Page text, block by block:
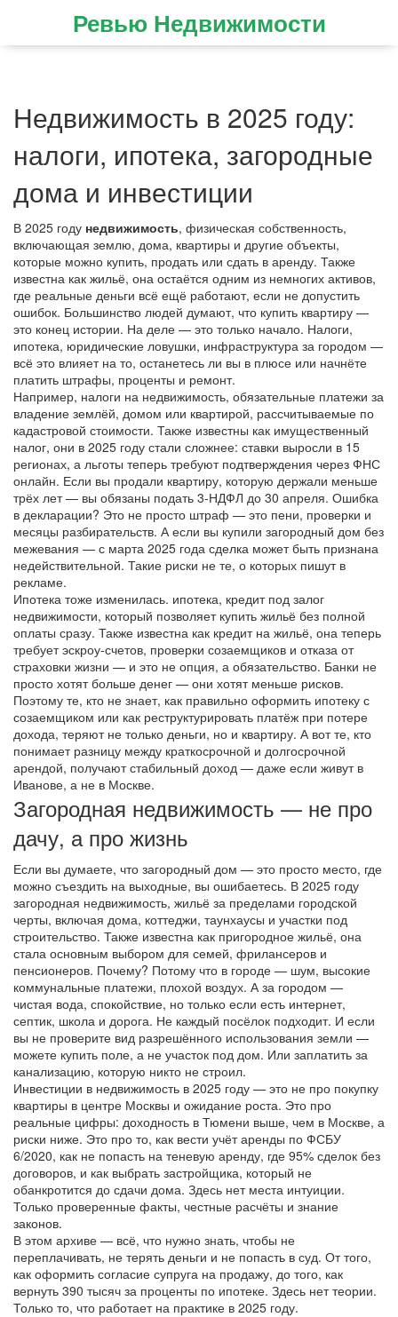
Ревью Недвижимости
Недвижимость в 2025 году:
налоги, ипотека, загородные
дома и инвестиции
В 2025 году недвижимость, физическая собственность,
включающая землю, дома, квартиры и другие объекты,
которые можно купить, продать или сдать в аренду. Также
известна как жильё, она остаётся одним из немногих активов,
где реальные деньги всё ещё работают, если не допустить
ошибок. Большинство людей думают, что купить квартиру —
это конец истории. На деле — это только начало. Налоги,
ипотека, юридические ловушки, инфраструктура за городом —
всё это влияет на то, останетесь ли вы в плюсе или начнёте
платить штрафы, проценты и ремонт.
Например, налоги на недвижимость, обязательные платежи за
владение землёй, домом или квартирой, рассчитываемые по
кадастровой стоимости. Также известны как имущественный
налог, они в 2025 году стали сложнее: ставки выросли в 15
регионах, а льготы теперь требуют подтверждения через ФНС
онлайн. Если вы продали квартиру, которую держали меньше
трёх лет — вы обязаны подать 3-НДФЛ до 30 апреля. Ошибка
в декларации? Это не просто штраф — это пени, проверки и
месяцы разбирательств. А если вы купили загородный дом без
межевания — с марта 2025 года сделка может быть признана
недействительной. Такие риски не те, о которых пишут в
рекламе.
Ипотека тоже изменилась. ипотека, кредит под залог
недвижимости, который позволяет купить жильё без полной
оплаты сразу. Также известна как кредит на жильё, она теперь
требует эскроу-счетов, проверки созаемщиков и отказа от
страховки жизни — и это не опция, а обязательство. Банки не
просто хотят больше денег — они хотят меньше рисков.
Поэтому те, кто не знает, как правильно оформить ипотеку с
созаемщиком или как реструктурировать платёж при потере
дохода, теряют не только деньги, но и квартиру. А вот те, кто
понимает разницу между краткосрочной и долгосрочной
арендой, получают стабильный доход — даже если живут в
Иванове, а не в Москве.
Загородная недвижимость — не про
дачу, а про жизнь
Если вы думаете, что загородный дом — это просто место, где
можно съездить на выходные, вы ошибаетесь. В 2025 году
загородная недвижимость, жильё за пределами городской
черты, включая дома, коттеджи, таунхаусы и участки под
строительство. Также известна как пригородное жильё, она
стала основным выбором для семей, фрилансеров и
пенсионеров. Почему? Потому что в городе — шум, высокие
коммунальные платежи, плохой воздух. А за городом —
чистая вода, спокойствие, но только если есть интернет,
септик, школа и дорога. Не каждый посёлок подходит. И если
вы не проверите вид разрешённого использования земли —
можете купить поле, а не участок под дом. Или заплатить за
канализацию, которую никто не строил.
Инвестиции в недвижимость в 2025 году — это не про покупку
квартиры в центре Москвы и ожидание роста. Это про
реальные цифры: доходность в Тюмени выше, чем в Москве, а
риски ниже. Это про то, как вести учёт аренды по ФСБУ
6/2020, как не попасть на теневую аренду, где 95% сделок без
договоров, и как выбрать застройщика, который не
обанкротится до сдачи дома. Здесь нет места интуиции.
Только проверенные факты, честные расчёты и знание
законов.
В этом архиве — всё, что нужно знать, чтобы не
переплачивать, не терять деньги и не попасть в суд. От того,
как оформить согласие супруга на продажу, до того, как
вернуть 390 тысяч за проценты по ипотеке. Здесь нет теории.
Только то, что работает на практике в 2025 году.